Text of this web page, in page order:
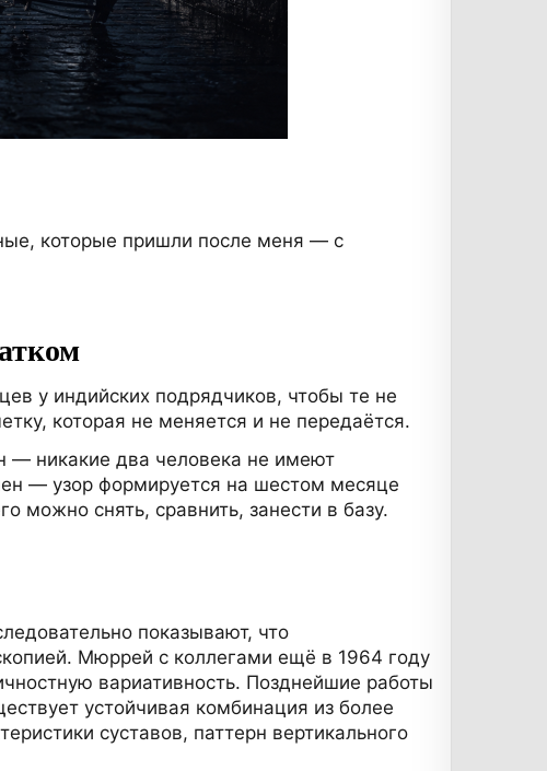
которые пришли после меня — с
у индийских подрядчиков, чтобы те не
которая не меняется и не передаётся.
— никакие два человека не имеют
— узор формируется на шестом месяце
можно снять, сравнить, занести в базу.
показывают, что
Мюррей с коллегами ещё в 1964 году
вариативность. Позднейшие работы
устойчивая комбинация из более
суставов, паттерн вертикального